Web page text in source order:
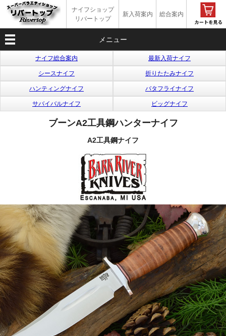
ナイフショップ
リバートップ
新入荷案内 総合案内
メニュー
ナイフ総合案内 最新入荷ナイフ
シースナイフ 折りたたみナイフ
ハンティングナイフ バタフライナイフ
サバイバルナイフ ビッグナイフ
ブーンA2工具鋼ハンターナイフ
A2工具鋼ナイフ